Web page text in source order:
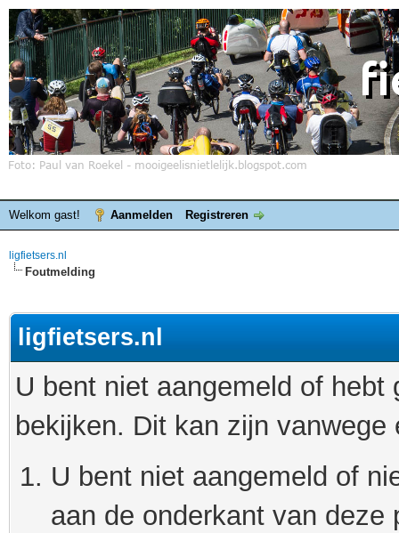
Welkom gast! Aanmelden Registreren
ligfietsers.nl
Foutmelding
ligfietsers.nl
U bent niet aangemeld of
bekijken. Dit kan zijn
U bent niet aangemeld of
aan de onderkant van